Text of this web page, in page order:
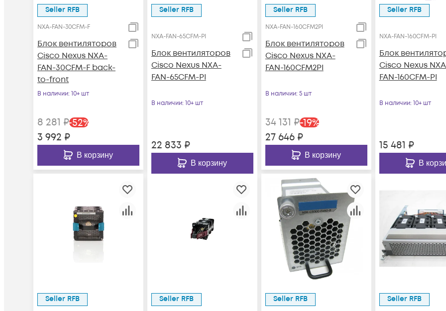
Seller RFB
NXA-FAN-30CFM-F
Блок вентиляторов
Cisco Nexus NXA-
FAN-30CFM-F back-
to-front
В наличии: 10+ шт
8 281 ₽-52%
3 992 ₽
В корзину
Seller RFB
NXA-FAN-65CFM-PI
Блок вентиляторов
Cisco Nexus NXA-
FAN-65CFM-PI
В наличии: 10+ шт
22 833 ₽
В корзину
Seller RFB
NXA-FAN-160CFM2PI
Блок вентиляторов
Cisco Nexus NXA-
FAN-160CFM2PI
В наличии: 5 шт
34 131 ₽-19%
27 646₽
В корзину
Seller RFB
NXA-FAN-160CFM-PI
Блок
Cisco Nexus
FAN-160CFM-PI
В наличии: 10+ шт
15 481 ₽
В
Seller RFB Seller RFB Seller RFB Seller RFB